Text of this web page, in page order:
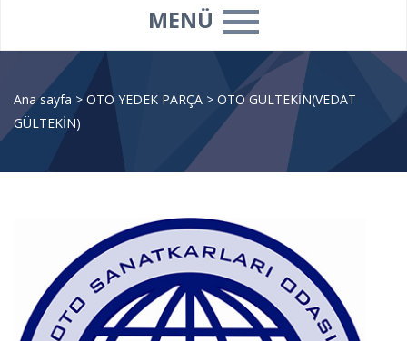
MENÜ
Ana sayfa > OTO YEDEK PARÇA > OTO GÜLTEKİN(VEDAT
GÜLTEKİN)